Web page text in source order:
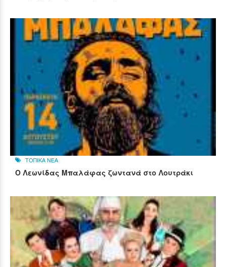
ΤΟΠΙΚΑ ΝΕΑ
Ο Λεωνίδας Μπαλάφας ζωντανά στο Λουτράκι